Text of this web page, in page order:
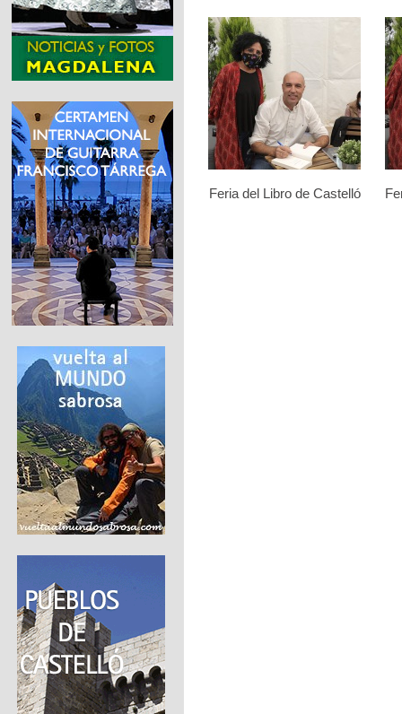
Feria del Libro de Castelló